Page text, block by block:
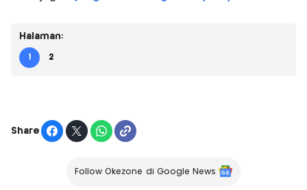
Halaman:
1 2
Share
Follow Okezone di Google News